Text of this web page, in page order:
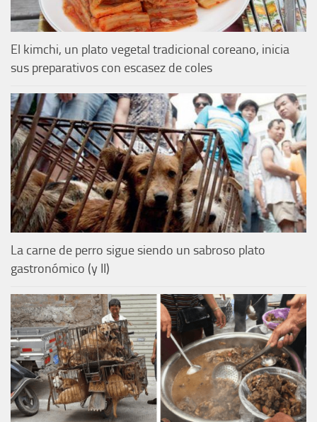
El kimchi, un plato vegetal tradicional coreano, inicia
sus preparativos con escasez de coles
La carne de perro sigue siendo un sabroso plato
gastronómico (y II)